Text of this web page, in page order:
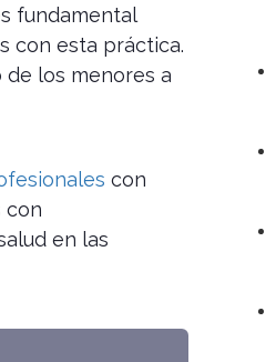
fundamental
con esta práctica.
los menores a
con
con
en las